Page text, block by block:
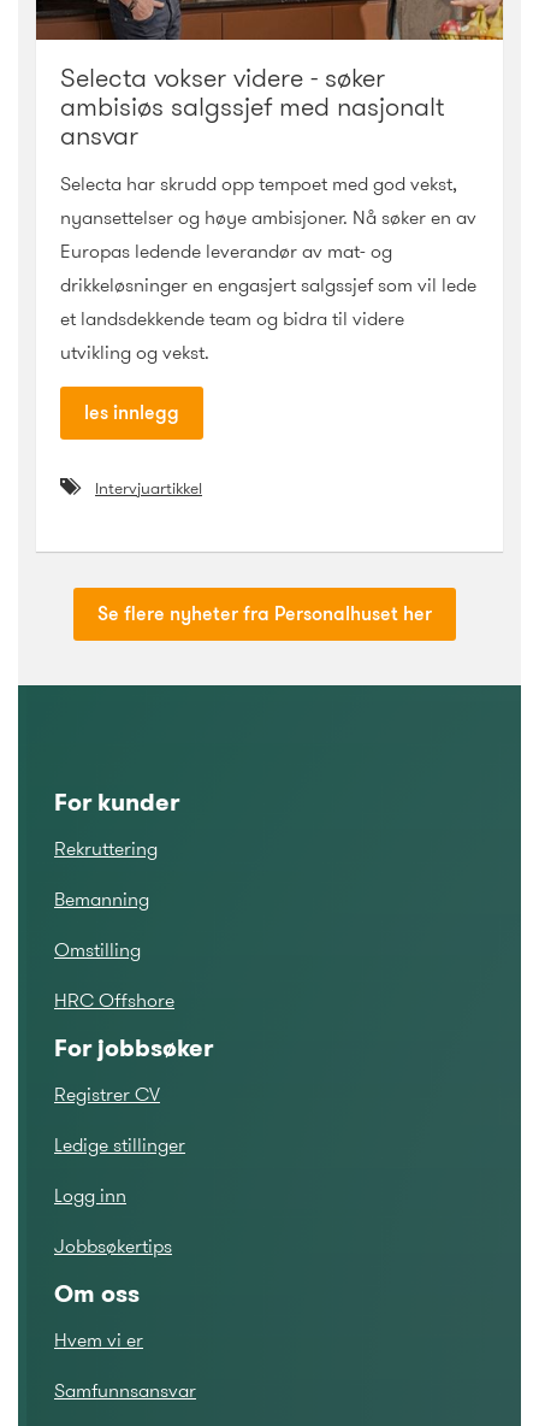
Selecta vokser videre - søker
ambisiøs salgssjef med nasjonalt
ansvar
Selecta har skrudd opp tempoet med god vekst,
nyansettelser og høye ambisjoner. Nå søker en av
Europas ledende leverandør av mat- og
drikkeløsninger en engasjert salgssjef som vil lede
et landsdekkende team og bidra til videre
utvikling og vekst.
les innlegg
Intervjuartikkel
Se flere nyheter fra Personalhuset her
For kunder
Rekruttering
Bemanning
Omstilling
HRC Offshore
For jobbsøker
Registrer CV
Ledige stillinger
Logg inn
Jobbsøkertips
Om oss
Hvem vi er
Samfunnsansvar